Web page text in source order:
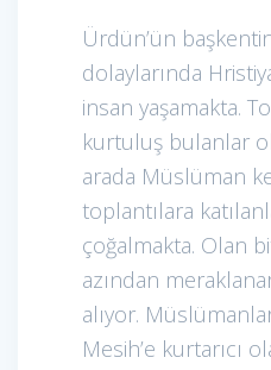
Ürdün’ün
dolaylarında
insan yaşamakta.
kurtuluş bulanlar
arada Müslüman
toplantılara
çoğalmakta. Olan
azından
alıyor.
Mesih’e kurtarıcı